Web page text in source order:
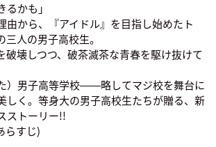
るかも」
由から、『アイドル』を目指し始めたト
人の男子高校生。
破壊しつつ、破茶滅茶な青春を駆け抜けて
）男子高等学校――略してマジ校を舞台に
しく。等身大の男子高校生たちが贈る、新
ストーリー!!
らすじ)